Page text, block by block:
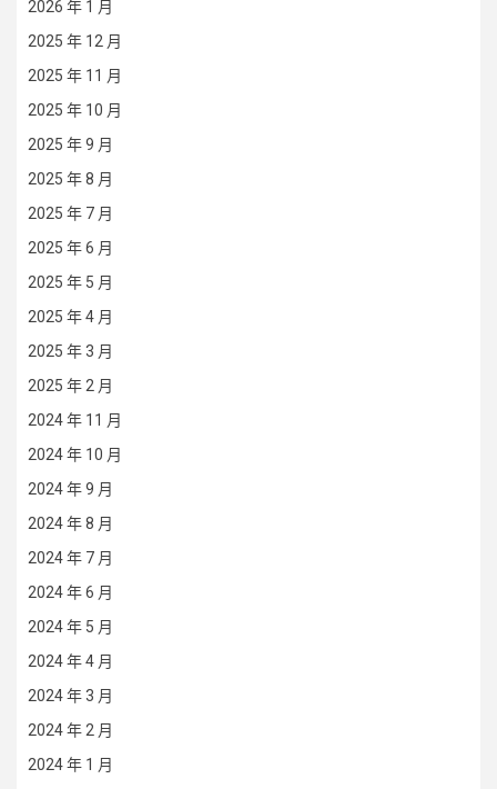
2026 年 1 月
2025 年 12 月
2025 年 11 月
2025 年 10 月
2025 年 9 月
2025 年 8 月
2025 年 7 月
2025 年 6 月
2025 年 5 月
2025 年 4 月
2025 年 3 月
2025 年 2 月
2024 年 11 月
2024 年 10 月
2024 年 9 月
2024 年 8 月
2024 年 7 月
2024 年 6 月
2024 年 5 月
2024 年 4 月
2024 年 3 月
2024 年 2 月
2024 年 1 月